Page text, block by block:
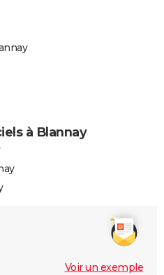
à Blannay
Voir un exemple